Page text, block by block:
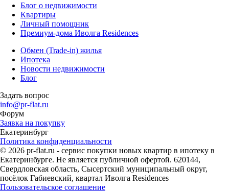
Блог о недвижимости
Квартиры
Личный помощник
Премиум-дома Иволга Residences
Обмен (Trade-in) жилья
Ипотека
Новости недвижимости
Блог
Задать вопрос
info@pr-flat.ru
Форум
Заявка на покупку
Екатеринбург
Политика конфиденциальности
© 2026 pr-flat.ru - сервис покупки новых квартир в ипотеку в
Екатеринбурге. Не является публичной офертой. 620144,
Свердловская область, Сысертский муниципальный округ,
посёлок Габиевский, квартал Иволга Residences
Пользовательское соглашение